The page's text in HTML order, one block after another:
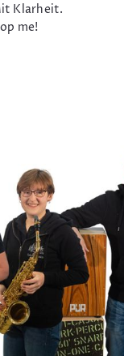
Klarheit.
me!